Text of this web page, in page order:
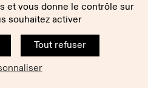
et vous donne le contrôle sur
souhaitez activer
Tout refuser